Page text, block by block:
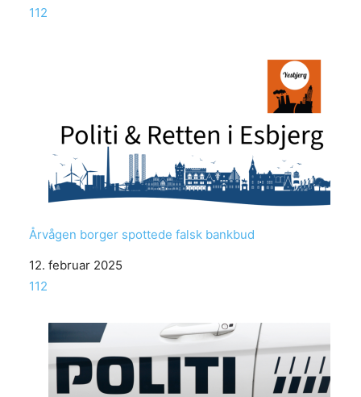
In relation to
112
Årvågen borger spottede falsk bankbud
Date
12. februar 2025
In relation to
112